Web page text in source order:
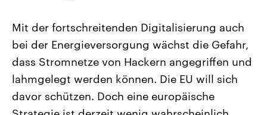
Landtagswahl Sachsen-Anhalt
2026
Alle Informationen
Sachsen-Anhalt wählt am 6.
September 2026 einen neuen
Landtag. Seit 2021 wird das
Bundesland von einer Koalition aus
Aktuelle Beiträge,
Hintergründe
Wirtschaftlich und
gehören die Vereinigten
den mächtigsten Ländern
mit großem Einfluss auf
Mit der fortschreitenden Digitalisierung auch
bei der Energieversorgung wächst die Gefahr,
dass Stromnetze von Hackern angegriffen und
lahmgelegt werden können. Die EU will sich
davor schützen. Doch eine europäische